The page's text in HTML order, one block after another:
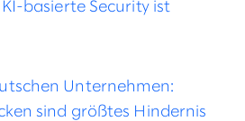
basierte Security ist
Unternehmen:
sind größtes Hindernis